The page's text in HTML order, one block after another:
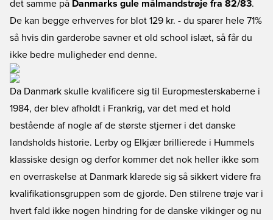
det samme på Danmarks gule målmandstrøje fra 82/83.
De kan begge erhverves for blot 129 kr. - du sparer hele 71%
så hvis din garderobe savner et old school islæt, så får du
ikke bedre muligheder end denne.
Da Danmark skulle kvalificere sig til Europmesterskaberne i
1984, der blev afholdt i Frankrig, var det med et hold
bestående af nogle af de største stjerner i det danske
landsholds historie. Lerby og Elkjær brillierede i Hummels
klassiske design og derfor kommer det nok heller ikke som
en overraskelse at Danmark klarede sig så sikkert videre fra
kvalifikationsgruppen som de gjorde. Den stilrene trøje var i
hvert fald ikke nogen hindring for de danske vikinger og nu